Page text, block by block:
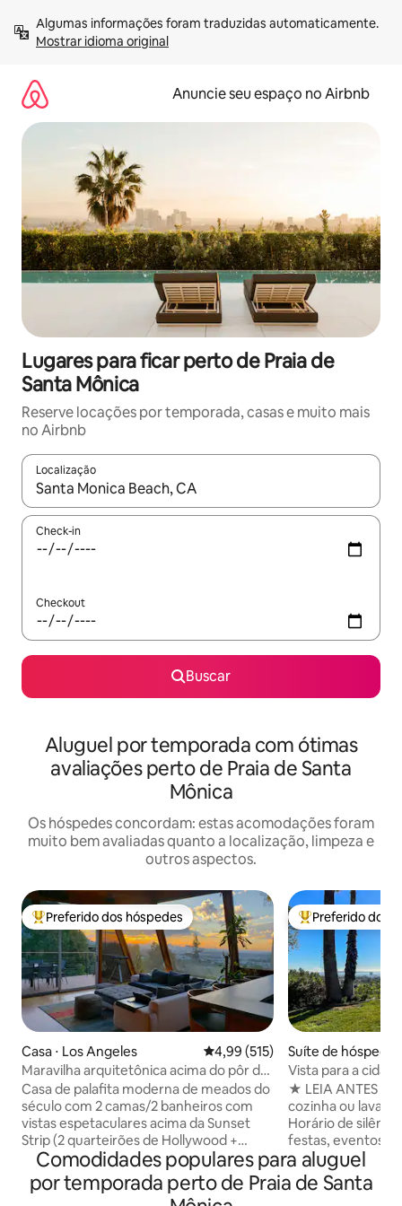
para
Mostrar idioma original
Anuncie seu espaço no Airbnb
Lugares para ficar perto de Praia de
Santa Mônica
Reserve locações por temporada, casas e muito mais
no Airbnb
Localização
Quando os resultados estiverem disponíveis, explore-os
Check-in
Checkout
Buscar
Aluguel por temporada com ótimas
avaliações perto de Praia de Santa
Mônica
Os hóspedes concordam: estas acomodações foram
muito bem avaliadas quanto a localização, limpeza e
outros aspectos.
Entre os melhores preferidos dos hóspedes
Preferido dos hóspedes
Casa ⋅ Los Angeles 4,99 de uma avaliação média de
4,99 (515)
Maravilha arquitetônica acima do pôr do
sol em WeHo com vista incrível
Casa de palafita moderna de meados do
século com 2 camas/2 banheiros com
vistas espetaculares acima da Sunset
Strip (2 quarteirões de Hollywood +
Fairfax). Apenas quarteirões da ação,
mas muito privado e tranquilo.
Renovações recentes do telhado à
Entre os
Preferido dos
Suíte de
eles
Vista para a
Brentwood |
★ LEIA ANTES DE
cozinha ou
Horário de
festas, eventos
aprovados •
cada estadia Conheça o Teakhaus, um
refúgio de estilo
Comodidades populares para aluguel
por temporada perto de Praia de Santa